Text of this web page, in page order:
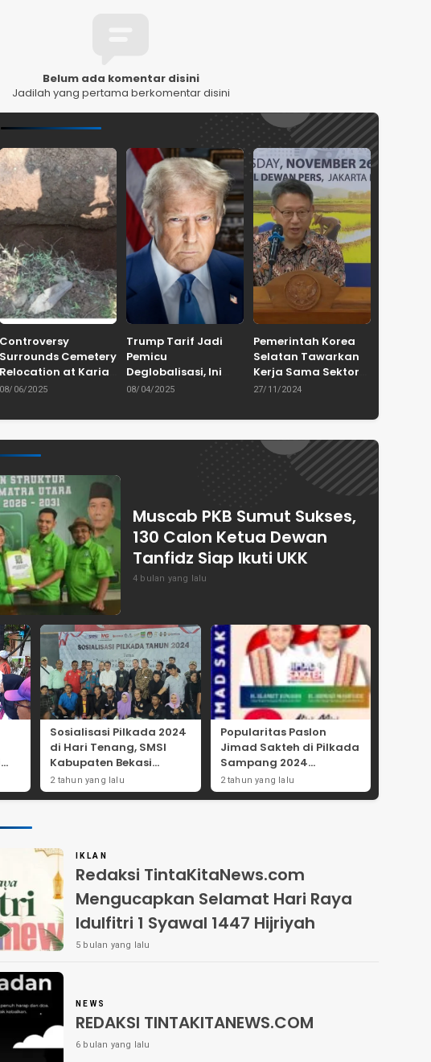
Belum ada komentar disini
Jadilah yang pertama berkomentar disini
Controversy
Surrounds Cemetery
Relocation at Karian
Dam Project in
08/06/2025
Trump Tarif Jadi
Pemicu
Deglobalisasi, Ini
Ulasan Tajam dari
ASPRINDO
08/04/2025
Pemerintah Korea
Selatan Tawarkan
Kerja Sama Sektor
Pertanian untuk
Pangan Indonesia
27/11/2024
Muscab PKB Sumut Sukses,
130 Calon Ketua Dewan
Tanfidz Siap Ikuti UKK
4 bulan yang lalu
Sosialisasi Pilkada 2024
di Hari Tenang, SMSI
Kabupaten Bekasi
Dorong Angka
Partisipasi Masyarakat
2 tahun yang lalu
Popularitas Paslon
Jimad Sakteh di Pilkada
Sampang 2024
Didorong Kebijakan
Populis dan Dukungan
2 tahun yang lalu
IKLAN
Redaksi TintaKitaNews.com
Mengucapkan Selamat Hari Raya
Idulfitri 1 Syawal 1447 Hijriyah
5 bulan yang lalu
NEWS
REDAKSI TINTAKITANEWS.COM
6 bulan yang lalu